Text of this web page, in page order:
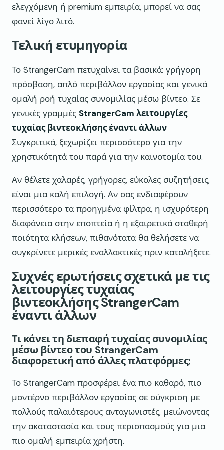
ελεγχόμενη ή premium εμπειρία, μπορεί να σας
φανεί λίγο λιτό.
Τελική ετυμηγορία
Το StrangerCam πετυχαίνει τα βασικά: γρήγορη
πρόσβαση, απλό περιβάλλον εργασίας και γενικά
ομαλή ροή τυχαίας συνομιλίας μέσω βίντεο. Σε
γενικές γραμμές StrangerCam λειτουργίες
τυχαίας βιντεοκλήσης έναντι άλλων
Συγκριτικά, ξεχωρίζει περισσότερο για την
χρηστικότητά του παρά για την καινοτομία του.
Αν θέλετε χαλαρές, γρήγορες, εύκολες συζητήσεις,
είναι μια καλή επιλογή. Αν σας ενδιαφέρουν
περισσότερο τα προηγμένα φίλτρα, η ισχυρότερη
διαφάνεια στην εποπτεία ή η εξαιρετικά σταθερή
ποιότητα κλήσεων, πιθανότατα θα θελήσετε να
συγκρίνετε μερικές εναλλακτικές πριν καταλήξετε.
Συχνές ερωτήσεις σχετικά με τις
λειτουργίες τυχαίας
βιντεοκλήσης StrangerCam
έναντι άλλων
Τι κάνει τη διεπαφή τυχαίας συνομιλίας
μέσω βίντεο του StrangerCam
διαφορετική από άλλες πλατφόρμες;
Το StrangerCam προσφέρει ένα πιο καθαρό, πιο
μοντέρνο περιβάλλον εργασίας σε σύγκριση με
πολλούς παλαιότερους ανταγωνιστές, μειώνοντας
την ακαταστασία και τους περισπασμούς για μια
πιο ομαλή εμπειρία χρήστη.